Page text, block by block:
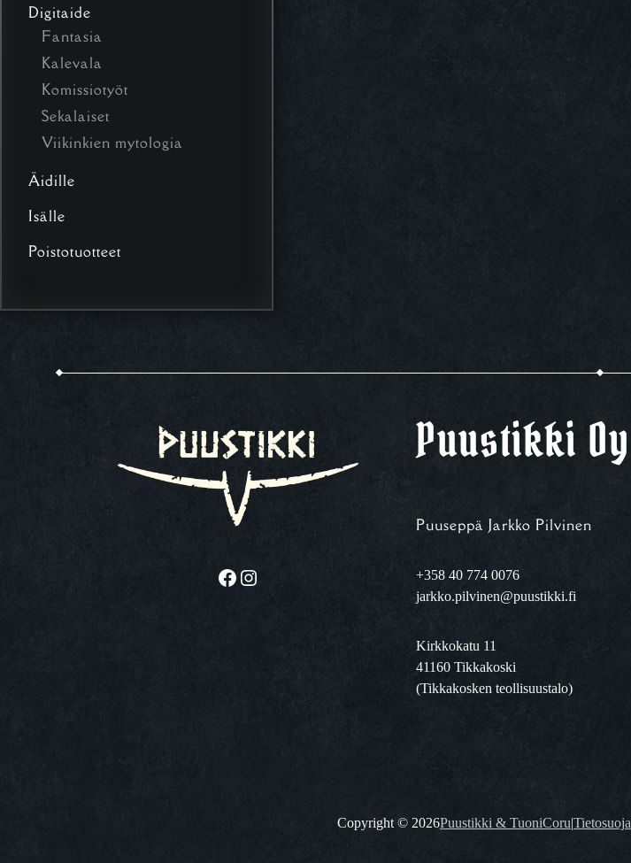
Digitaide
Fantasia
Kalevala
Komissiotyöt
Sekalaiset
Viikinkien mytologia
Äidille
Isälle
Poistotuotteet
Facebook Instagram
Puustikki Oy
Puuseppä Jarkko Pilvinen
+358 40 774 0076
jarkko.pilvinen@puustikki.fi
Kirkkokatu 11
41160 Tikkakoski
(Tikkakosken teollisuustalo)
Copyright © 2026Puustikki & TuoniCoru|Tietosuoja